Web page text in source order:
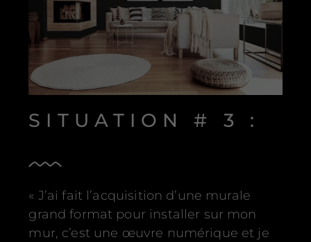
SITUATION # 3 :
« J’ai fait l’acquisition d’une murale
grand format pour installer sur mon
mur, c’est une œuvre numérique et je